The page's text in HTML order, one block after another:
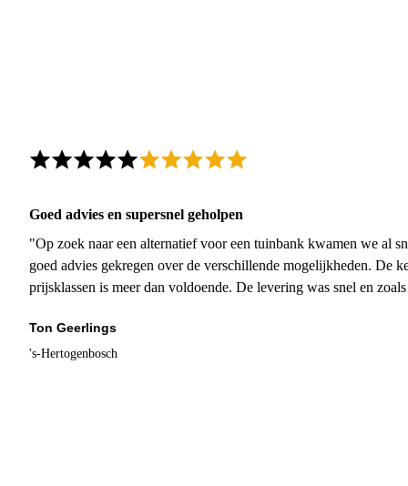
Goed advies en supersnel geholpen
"Op zoek naar een alternatief voor een tuinbank kwamen we al
goed advies gekregen over de verschillende mogelijkheden. De
prijsklassen is meer dan voldoende. De levering was snel en
Ton Geerlings
's-Hertogenbosch